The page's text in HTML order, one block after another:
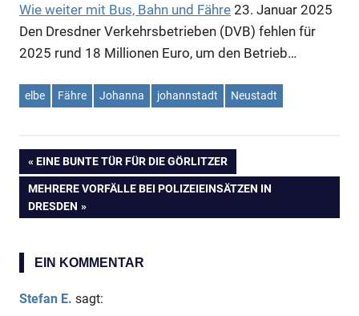
Wie weiter mit Bus, Bahn und Fähre 23. Januar 2025
Den Dresdner Verkehrsbetrieben (DVB) fehlen für
2025 rund 18 Millionen Euro, um den Betrieb…
elbe Fähre Johanna johannstadt Neustadt
Beitragsnavigation
VORHERIGER
BEITRAG:
EINE BUNTE TÜR FÜR DIE GÖRLITZER
NÄCHSTER
BEITRAG:
MEHRERE VORFÄLLE BEI POLIZEIEINSÄTZEN IN
DRESDEN
EIN KOMMENTAR
Stefan E. sagt: